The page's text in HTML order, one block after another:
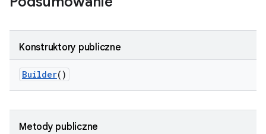
Konstruktory publiczne
Builder()
Metody publiczne